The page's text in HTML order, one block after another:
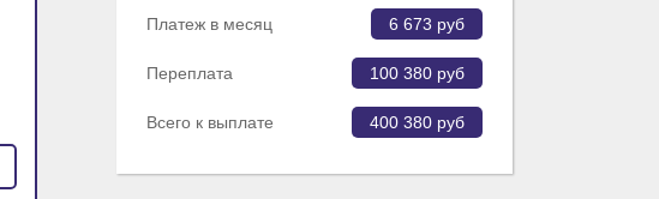
Платеж в месяц 6 673 руб
Переплата 100 380 руб
Всего к выплате 400 380 руб